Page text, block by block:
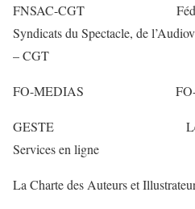
FNSAC-CGT
Syndicats du Spectacle, de
– CGT
FO-MEDIAS FO-
GESTE Les
Services en ligne
La Charte des Auteurs et